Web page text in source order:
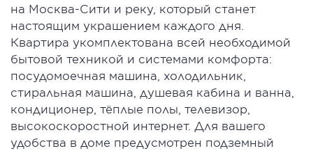
на Москва-Сити и реку, который станет
настоящим украшением каждого дня.
Квартира укомплектована всей необходимой
бытовой техникой и системами комфорта:
посудомоечная машина, холодильник,
стиральная машина, душевая кабина и ванна,
кондиционер, тёплые полы, телевизор,
высокоскоростной интернет. Для вашего
удобства в доме предусмотрен подземный